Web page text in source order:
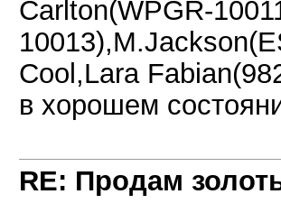
Carlton(WPGR-
Cool,Lara
в хорошем
RE: Продам